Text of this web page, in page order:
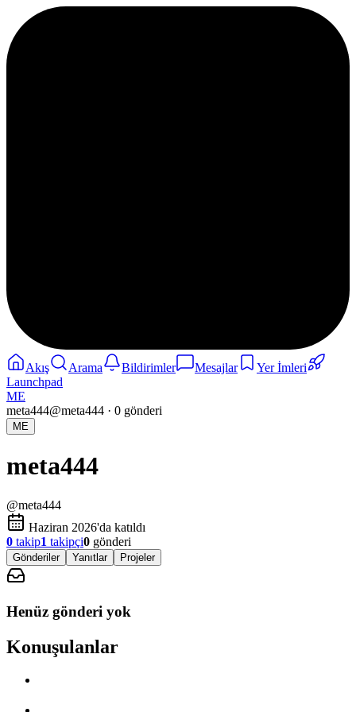
Akış Arama Bildirimler Mesajlar
Yer İmleri
Launchpad
ME
meta444@meta444 · 0 gönderi
ME
meta444
@meta444
Haziran 2026'da katıldı
0 takip1 takipçi0 gönderi
Gönderiler Yanıtlar Projeler
Henüz gönderi yok
Konuşulanlar